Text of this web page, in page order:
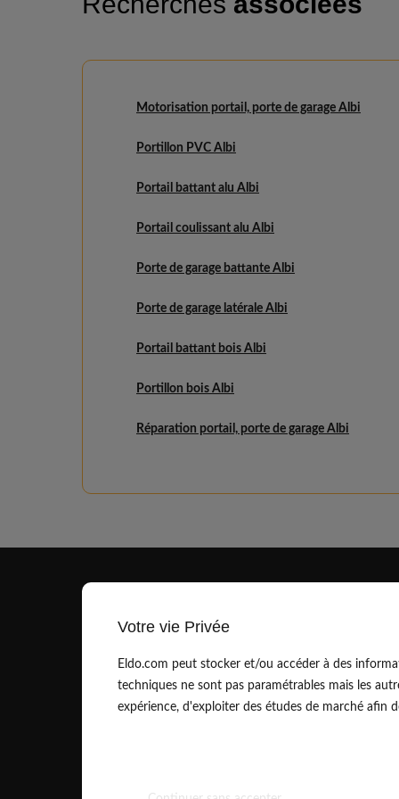
Motorisation portail, porte de garage Albi
Portillon PVC Albi
Portail battant alu Albi
Portail coulissant alu Albi
Porte de garage battante Albi
Porte de garage latérale Albi
Portail battant bois Albi
Portillon bois Albi
Réparation portail, porte de garage Albi
contact@eldo.com
01.83.75.42.90
Votre vie Privée
Eldo.com peut stocker et/ou accéder à des
techniques ne sont pas paramétrables mais les
expérience, d'exploiter des études de marché afin